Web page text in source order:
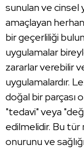
sunulan ve
amaçlayan
bir geçerliliği
uygulamalar
zararlar verebilir
uygulamalardır.
doğal bir parçası
"tedavi" veya
edilmelidir. Bu
onurunu ve